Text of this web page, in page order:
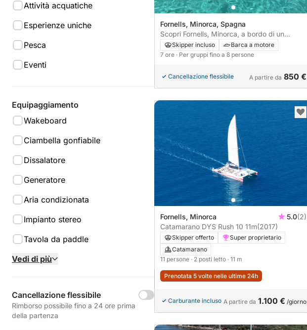
Attività acquatiche
Esperienze uniche
Pesca
Eventi
Equipaggiamento
Wakeboard
Ciambella gonfiabile
Dissalatore
Generatore
Aria condizionata
Impianto stereo
Tavola da paddle
Vedi di più
Cancellazione flessibile
Rimborso possibile fino a 24 ore prima
della partenza
Fornells, Minorca, Spagna
Scopri Fornells, Minorca, a bordo di un
motoscafo per 7 ore.
Skipper incluso
Barca a motore
7 ore · Per gruppi fino a 8 persone
Cancellazione flessibile A partire da 850 €
Fornells, Minorca 5.0(2)
Catamarano DYS Rush 10 11m(2017)
Skipper offerto
Super proprietario
Catamarano
11 persone · 2 posti letto · 11 m
Prenotata 5 volte nelle ultime 24h
Carburante incluso A partire da 1.100 € /giorno